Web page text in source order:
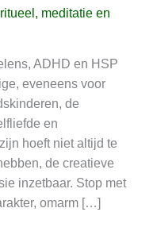
meditatie en
ADHD en HSP
eveneens voor
de
en
hoeft niet altijd te
de creatieve
inzetbaar. Stop met
omarm […]